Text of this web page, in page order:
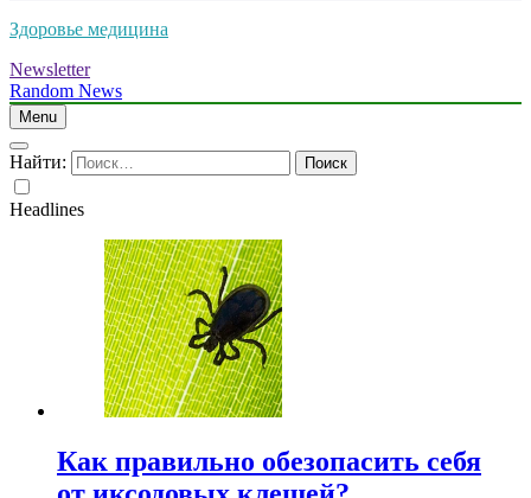
Здоровье медицина
Newsletter
Random News
Menu
Найти:
Headlines
Как правильно обезопасить себя